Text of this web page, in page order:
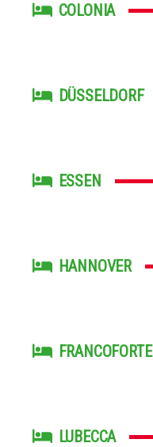
COLONIA
DÜSSELDORF
ESSEN
HANNOVER
FRANCOFORTE
LUBECCA